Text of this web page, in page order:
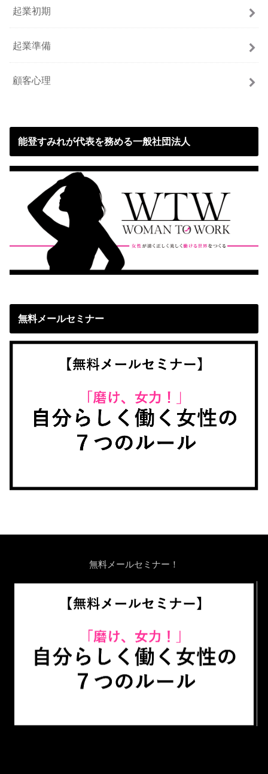
起業初期
起業準備
顧客心理
能登すみれが代表を務める一般社団法人
無料メールセミナー
無料メールセミナー！